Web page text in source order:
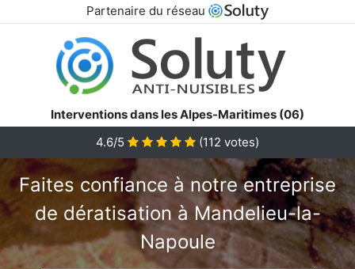
Partenaire du réseau
Interventions dans les Alpes-Maritimes (06)
4.6/5
(112 votes)
Faites confiance à notre entreprise
de dératisation à Mandelieu-la-
Napoule